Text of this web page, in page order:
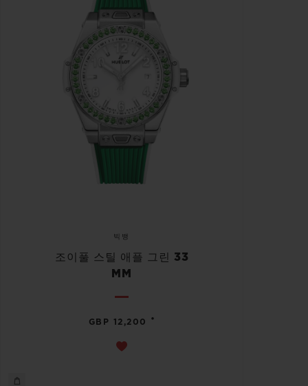
빅뱅
조이풀 스틸 애플 그린 33
MM
GBP 12,200 •